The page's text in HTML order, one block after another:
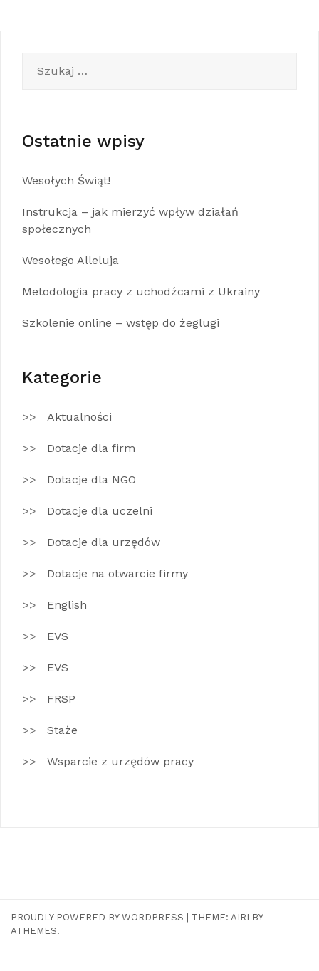
Ostatnie wpisy
Wesołych Świąt!
Instrukcja – jak mierzyć wpływ działań
społecznych
Wesołego Alleluja
Metodologia pracy z uchodźcami z Ukrainy
Szkolenie online – wstęp do żeglugi
Kategorie
Aktualności
Dotacje dla firm
Dotacje dla NGO
Dotacje dla uczelni
Dotacje dla urzędów
Dotacje na otwarcie firmy
English
EVS
EVS
FRSP
Staże
Wsparcie z urzędów pracy
PROUDLY POWERED BY WORDPRESS THEME: AIRI BY
ATHEMES.